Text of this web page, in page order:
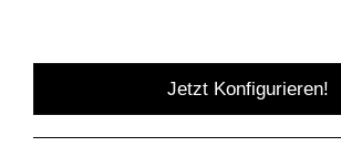
Jetzt Konfigurieren!